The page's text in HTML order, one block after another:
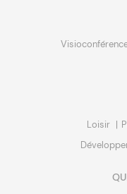
Loisir